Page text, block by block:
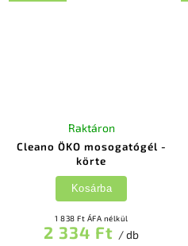
Cleano ÖKO mosogatógél -
körte
Raktáron
1 838 Ft ÁFA nélkül
2 334 Ft / db
Kosárba